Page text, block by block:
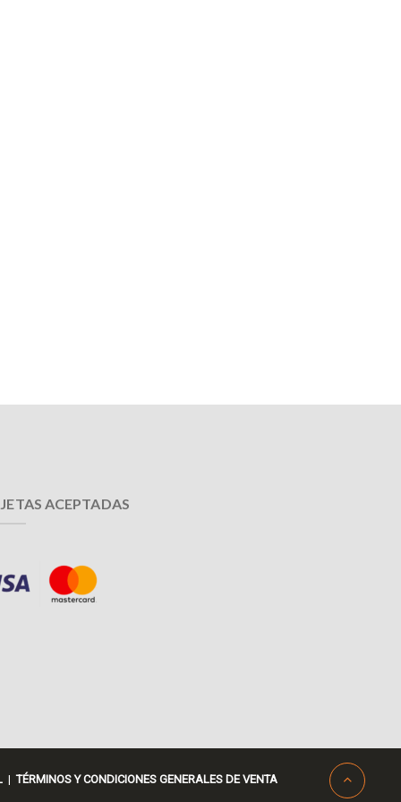
ACEPTADAS
|TÉRMINOS Y CONDICIONES GENERALES DE VENTA